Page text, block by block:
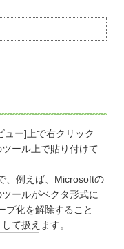
ュー]上で右クリック
ール上で貼り付けて
、例えば、Microsoftの
ールがベクタ形式に
プ化を解除すること
て扱えます。